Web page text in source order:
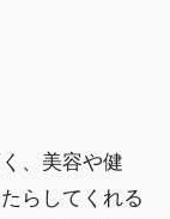
、美容や健
らしてくれる